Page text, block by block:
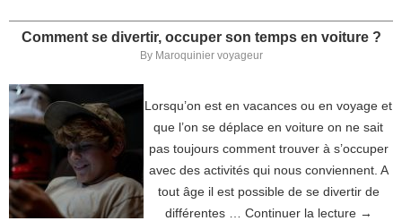
Comment se divertir, occuper son temps en voiture ?
By Maroquinier voyageur
Lorsqu’on est en vacances ou en voyage et
que l’on se déplace en voiture on ne sait
pas toujours comment trouver à s’occuper
avec des activités qui nous conviennent. A
tout âge il est possible de se divertir de
différentes … Continuer la lecture →